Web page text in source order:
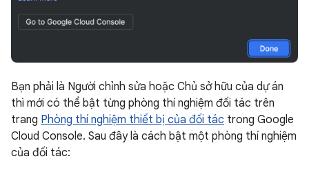
Bạn phải là Người chỉnh sửa hoặc Chủ sở hữu của dự án
thì mới có thể bật từng phòng thí nghiệm đối tác trên
trang Phòng thí nghiệm thiết bị của đối tác trong Google
Cloud Console. Sau đây là cách bật một phòng thí nghiệm
của đối tác: